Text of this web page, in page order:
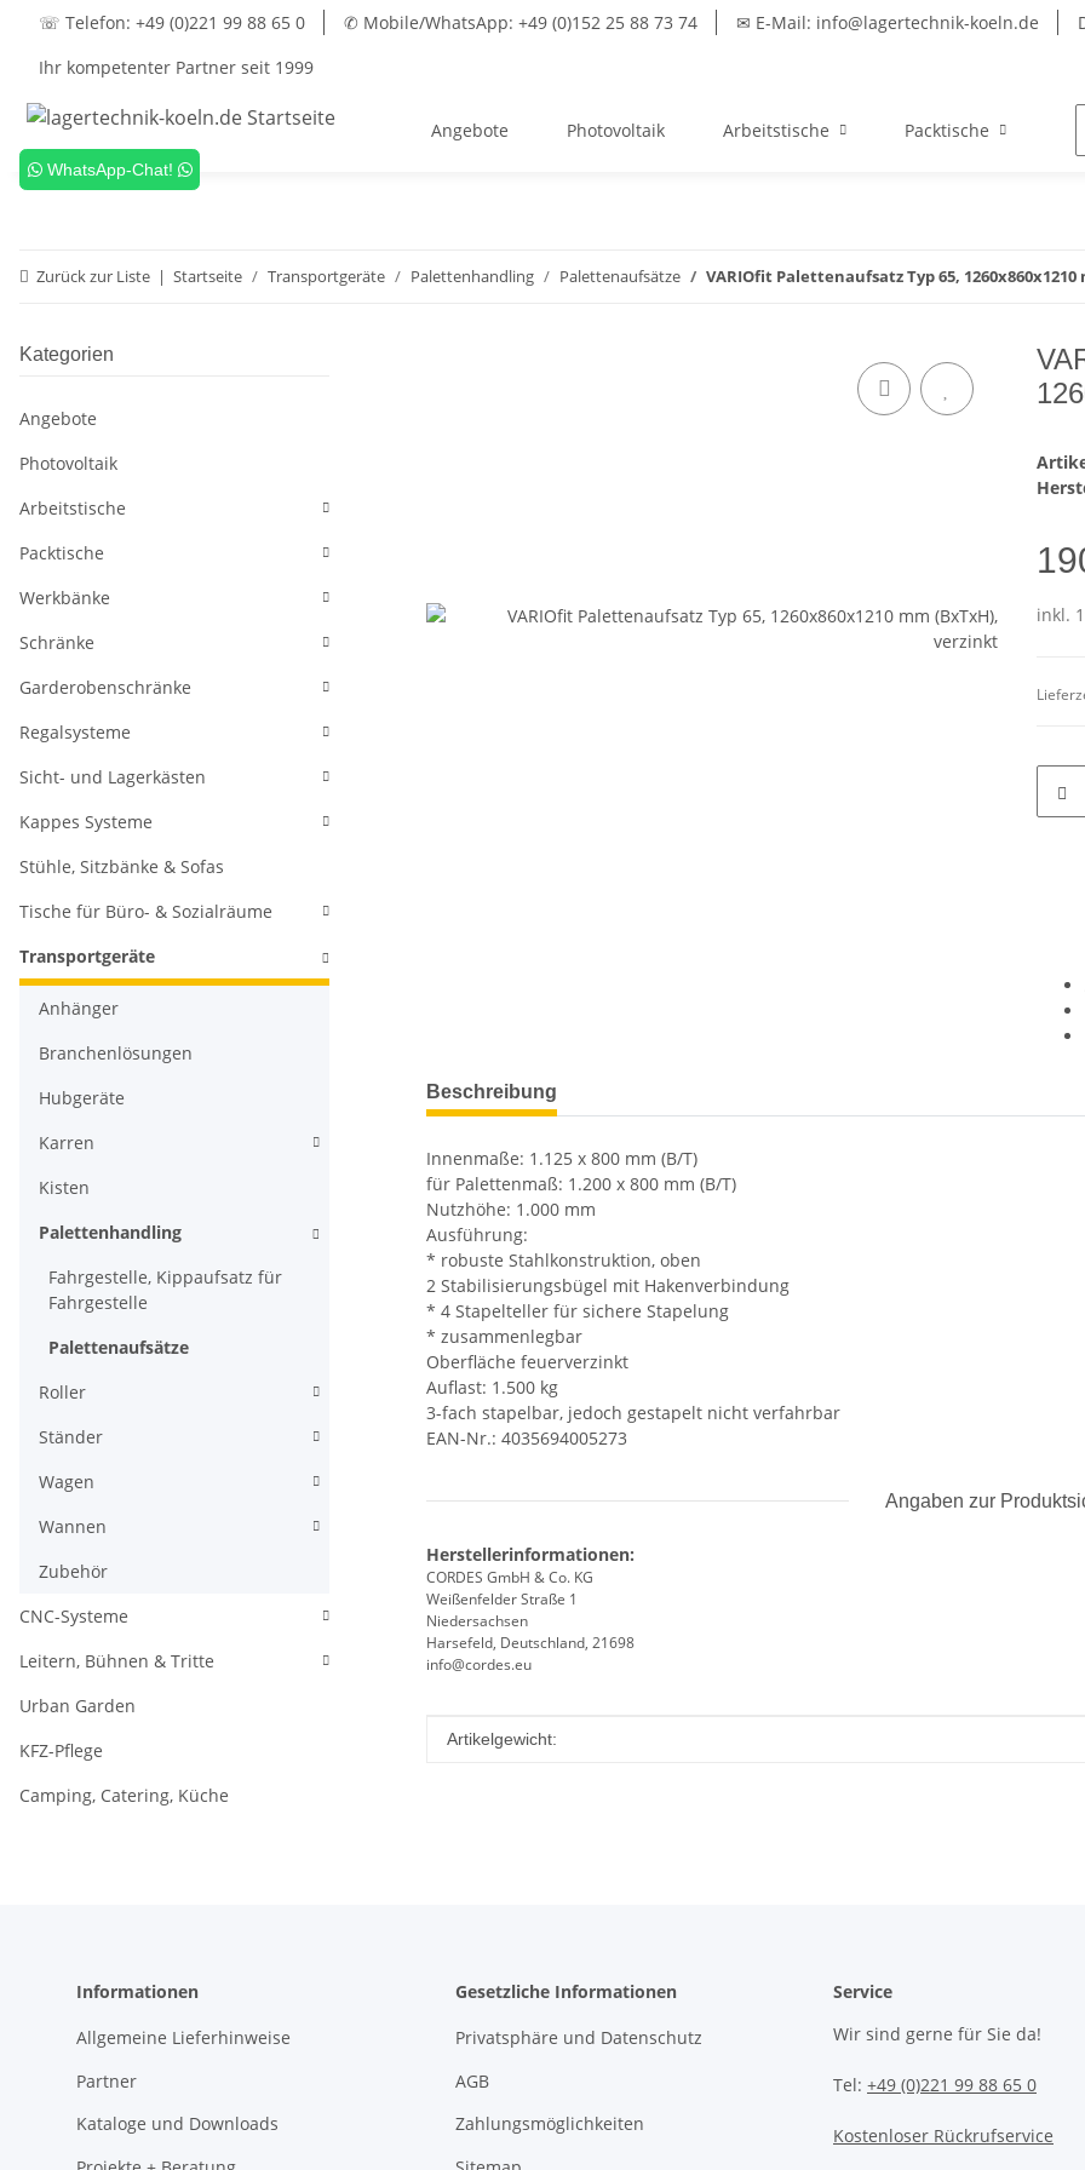
☏ Telefon: +49 (0)221 99 88 65 0 ✆ Mobile/WhatsApp: +49 (0)152 25 88 73 74 ✉ E-Mail: info@lagertechnik-koeln.de
Ihr kompetenter Partner seit 1999
WhatsApp-Chat!
Angebote Photovoltaik Arbeitstische Packtische
Zurück zur Liste Startseite Transportgeräte Palettenhandling Palettenaufsätze VARIOfit Palettenaufsatz Typ 65,
inkl.
weitere Registerkarten anzeigen
Beschreibung
Innenmaße: 1.125 x 800 mm (B/T)
für Palettenmaß: 1.200 x 800 mm (B/T)
Nutzhöhe: 1.000 mm
Ausführung:
* robuste Stahlkonstruktion, oben
2 Stabilisierungsbügel mit Hakenverbindung
* 4 Stapelteller für sichere Stapelung
* zusammenlegbar
Oberfläche feuerverzinkt
Auflast: 1.500 kg
3-fach stapelbar, jedoch gestapelt nicht verfahrbar
EAN-Nr.: 4035694005273
Angaben zur
Herstellerinformationen:
CORDES GmbH & Co. KG
Weißenfelder Straße 1
Niedersachsen
Harsefeld, Deutschland, 21698
info@cordes.eu
Produkteigenschaft
Wert
Artikelgewicht:
Kategorien
Angebote
Photovoltaik
Arbeitstische
Packtische
Werkbänke
Schränke
Garderobenschränke
Regalsysteme
Sicht- und Lagerkästen
Kappes Systeme
Stühle, Sitzbänke & Sofas
Tische für Büro- & Sozialräume
Transportgeräte
Anhänger
Branchenlösungen
Hubgeräte
Karren
Kisten
Palettenhandling
Fahrgestelle, Kippaufsatz für
Fahrgestelle
Palettenaufsätze
Roller
Ständer
Wagen
Wannen
Zubehör
CNC-Systeme
Leitern, Bühnen & Tritte
Urban Garden
KFZ-Pflege
Camping, Catering, Küche
Informationen
Allgemeine Lieferhinweise
Partner
Kataloge und Downloads
Gesetzliche Informationen
Privatsphäre und Datenschutz
AGB
Zahlungsmöglichkeiten
Service
Wir sind gerne für Sie da!
Tel: +49 (0)221 99 88 65 0
Kostenloser Rückrufservice